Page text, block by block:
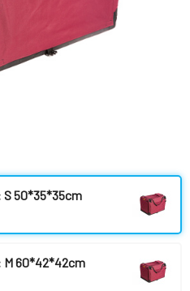
S 50*35*35cm
M 60*42*42cm